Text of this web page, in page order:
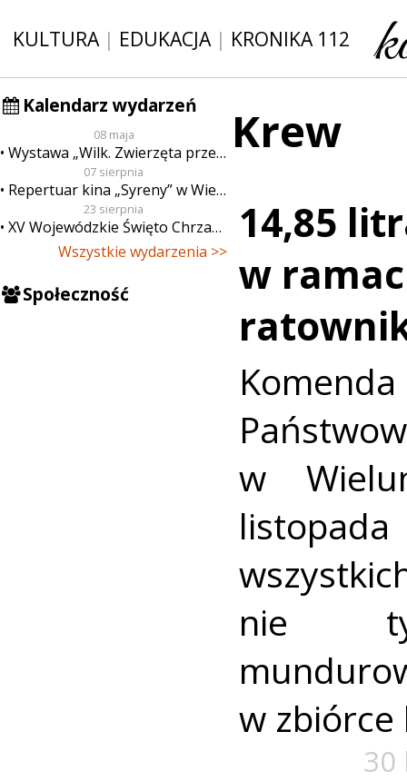
KULTURA| EDUKACJA| KRONIKA 112
Kalendarz wydarzeń
08 maja
Wystawa „Wilk. Zwierzęta przeklęte”
07 sierpnia
Repertuar kina „Syreny” w Wieluniu w dn. od 7 do 13 sierpnia
23 sierpnia
XV Wojewódzkie Święto Chrzanu
Wszystkie wydarzenia >>
Społeczność
Krew
14,85
w
w
nie
w zbiórce
30